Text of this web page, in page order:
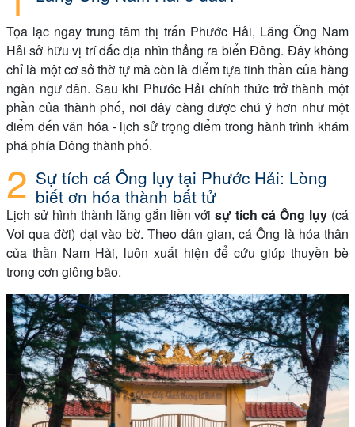
Tọa lạc ngay trung tâm thị trấn Phước Hải, Lăng Ông Nam
Hải sở hữu vị trí đắc địa nhìn thẳng ra biển Đông. Đây không
chỉ là một cơ sở thờ tự mà còn là điểm tựa tinh thần của hàng
ngàn ngư dân. Sau khi Phước Hải chính thức trở thành một
phần của thành phố, nơi đây càng được chú ý hơn như một
điểm đến văn hóa - lịch sử trọng điểm trong hành trình khám
phá phía Đông thành phố.
Sự tích cá Ông lụy tại Phước Hải: Lòng
biết ơn hóa thành bất tử
Lịch sử hình thành lăng gắn liền vớisự tích cá Ông lụy (cá
Voi qua đời) dạt vào bờ. Theo dân gian, cá Ông là hóa thân
của thần Nam Hải, luôn xuất hiện để cứu giúp thuyền bè
trong cơn giông bão.